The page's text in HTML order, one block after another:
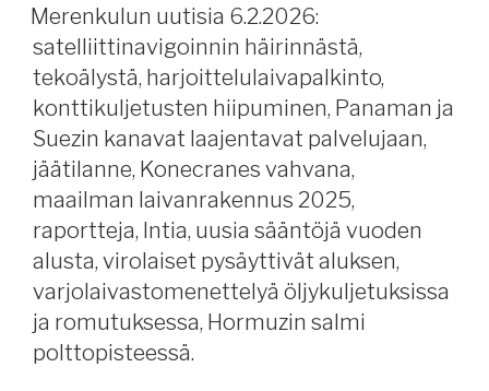
litium-
ioni-
akuista,
Helsingin
ja
John
Nurmisen
säätiö
yhteistyöhön,
romutuksista
Suomen
Joutsenen
merenkulkijan
uupumus,
merenkulun
rahoituksesta,
kontti-
ja
säiliöalusliikenteestä,
offshore-
robotiikka,
jäätilanne,
Suomen
uudesta
jäänmurtajasta,
Kongsberg
Merenkulun uutisia 6.2.2026:
satelliittinavigoinnin häirinnästä,
tekoälystä, harjoittelulaivapalkinto,
konttikuljetusten hiipuminen, Panaman ja
Suezin kanavat laajentavat palvelujaan,
jäätilanne, Konecranes vahvana,
maailman laivanrakennus 2025,
raportteja, Intia, uusia sääntöjä vuoden
alusta, virolaiset pysäyttivät aluksen,
varjolaivastomenettelyä öljykuljetuksissa
ja romutuksessa, Hormuzin salmi
polttopisteessä.